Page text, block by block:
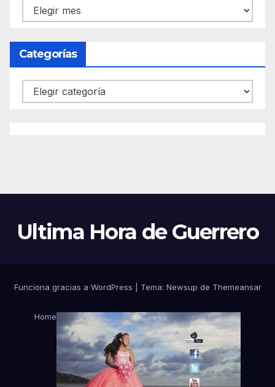
Archivos
Categorías
Categorías
Ultima Hora de Guerrero
Funciona gracias a WordPress Tema: Newsup de Themeansar
Home